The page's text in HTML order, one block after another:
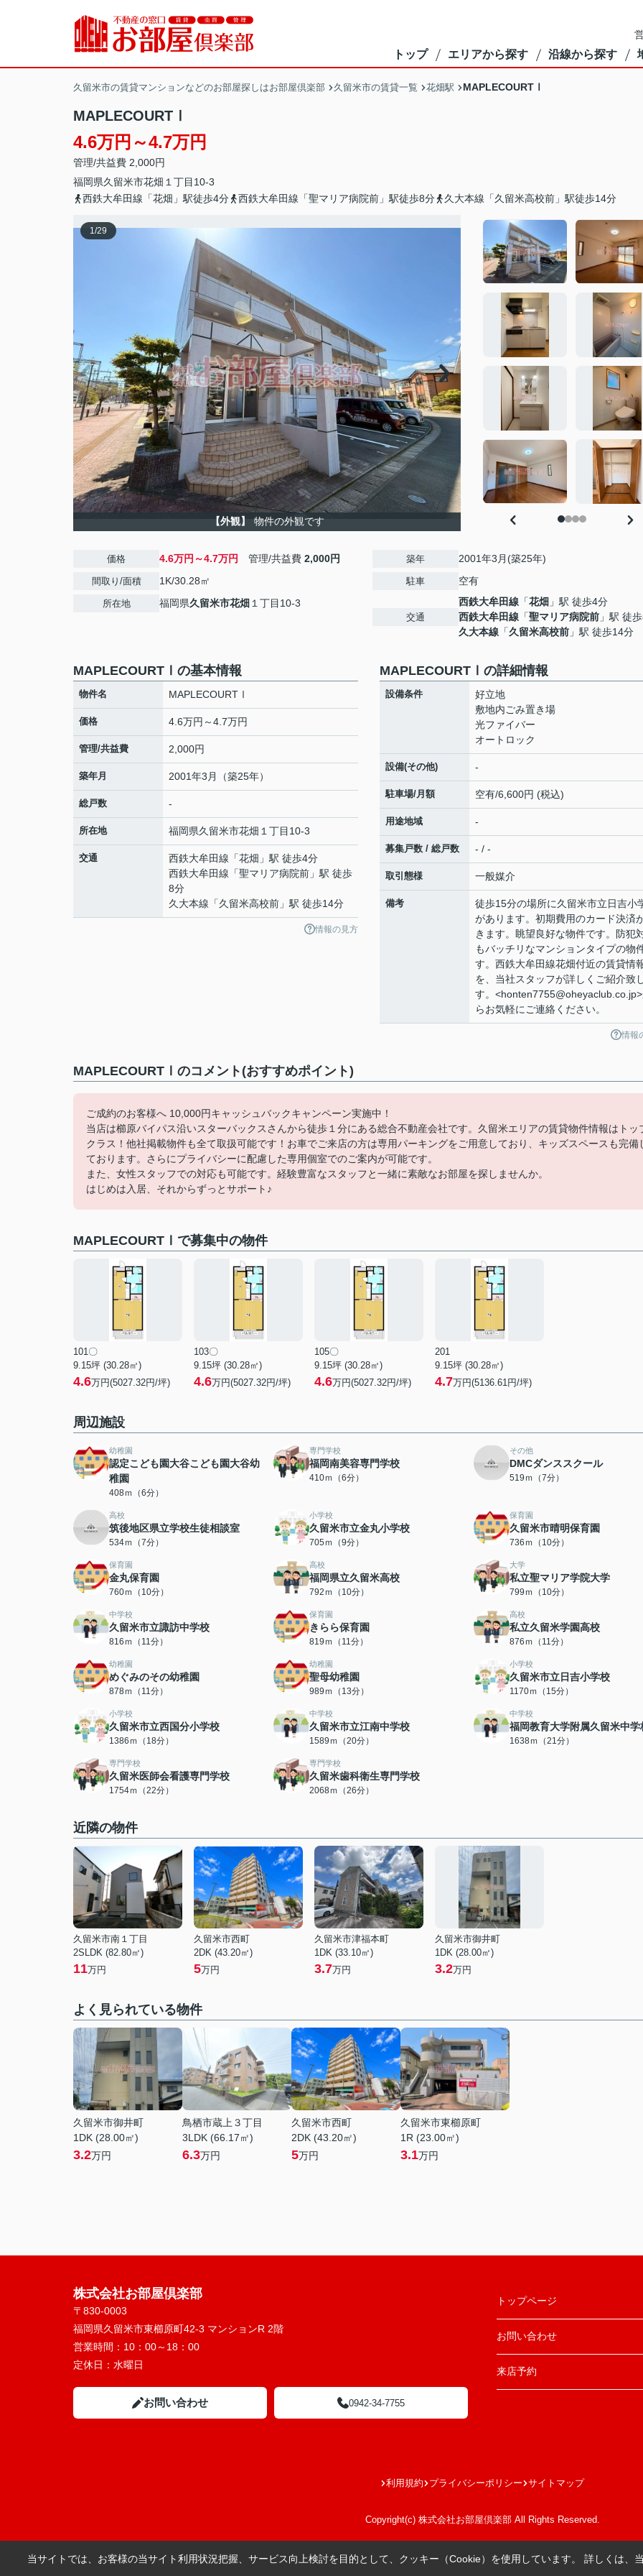
トップ エリアから探す 沿線から探す
久留米市の賃貸マンションなどのお部屋探しはお部屋倶楽部 久留米市の賃貸一覧 花畑駅 MAPLECOURTⅠ
MAPLECOURTⅠ
4.6万円～4.7万円
管理/共益費 2,000円
福岡県久留米市花畑 １丁目10-3
西鉄大牟田線「花畑」駅徒歩4分
西鉄大牟田線「聖マリア病院前」駅徒歩8分 久大本線「久留米高校前」駅徒歩14分
1/29
【外観】 物件の外観です
価格 4.6万円～4.7万円 管理/共益費 2,000円
間取り/面積 1K/30.28㎡
所在地 福岡県久留米市花畑 １丁目10-3
築年 2001年3月(築25年)
駐車 空有
交通
西鉄大牟田線 「花畑 」駅 徒歩4分
西鉄大牟田線 「聖マリア病院前 」駅 徒
久大本線 「久留米高校前 」駅 徒歩14分
MAPLECOURTⅠの基本情報
物件名 MAPLECOURTⅠ
価格 4.6万円～4.7万円
管理/共益費 2,000円
築年月 2001年3月（築25年）
総戸数 -
所在地 福岡県久留米市花畑 １丁目10-3
交通 西鉄大牟田線 「花畑 」駅 徒歩4分
西鉄大牟田線 「聖マリア病院前 」駅 徒歩
8分
久大本線 「久留米高校前 」駅 徒歩14分
情報の見方
MAPLECOURTⅠの詳細情報
設備条件
好立地
敷地内ごみ置き場
光ファイバー
オートロック
設備(その他) -
駐車場/月額 空有/6,600円 (税込)
用途地域 -
募集戸数 / 総戸数 - / -
取引態様 一般媒介
備考
徒歩15分の場所に久留米市立日吉小
があります。初期費用のカード決済
きます。眺望良好な物件です。防犯
もバッチリなマンションタイプの物
す。西鉄大牟田線花畑付近の賃貸情
を、当社スタッフが詳しくご紹介致
す。
らお気軽にご連絡ください。
情報
MAPLECOURTⅠのコメント(おすすめポイント)
ご成約のお客様へ 10,000円キャッシュバックキャンペーン実施中！
当店は櫛原バイパス沿いスターバックスさんから徒歩１分にある総合不動産会社です。久留米エリアの賃貸物件情報はトッ
クラス！他社掲載物件も全て取扱可能です！お車でご来店の方は専用パーキングをご用意しており、キッズスペースも完備
ております。さらにプライバシーに配慮した専用個室でのご案内が可能です。
また、女性スタッフでの対応も可能です。経験豊富なスタッフと一緒に素敵なお部屋を探しませんか。
はじめは入居、それからずっとサポート♪
MAPLECOURTⅠで募集中の物件
101〇
9.15坪 (30.28㎡)
4.6万円(5027.32円/坪)
103〇
9.15坪 (30.28㎡)
4.6万円(5027.32円/坪)
105〇
9.15坪 (30.28㎡)
4.6万円(5027.32円/坪)
201
9.15坪 (30.28㎡)
4.7万円(5136.61円/坪)
周辺施設
幼稚園
認定こども園大谷こども園大谷幼
稚園
408ｍ（6分）
専門学校
福岡南美容専門学校
410ｍ（6分）
その他
DMCダンススクール
519ｍ（7分）
高校
筑後地区県立学校生徒相談室
534ｍ（7分）
小学校
久留米市立金丸小学校
705ｍ（9分）
保育園
久留米市晴明保育園
736ｍ（10分）
保育園
金丸保育園
760ｍ（10分）
高校
福岡県立久留米高校
792ｍ（10分）
大学
私立聖マリア学院大学
799ｍ（10分）
中学校
久留米市立諏訪中学校
816ｍ（11分）
保育園
きらら保育園
819ｍ（11分）
高校
私立久留米学園高校
876ｍ（11分）
幼稚園
めぐみのその幼稚園
878ｍ（11分）
幼稚園
聖母幼稚園
989ｍ（13分）
小学校
久留米市立日吉小学校
1170ｍ（15分）
小学校
久留米市立西国分小学校
1386ｍ（18分）
中学校
久留米市立江南中学校
1589ｍ（20分）
中学校
福岡教育大学附属久留米中学
1638ｍ（21分）
専門学校
久留米医師会看護専門学校
1754ｍ（22分）
専門学校
久留米歯科衛生専門学校
2068ｍ（26分）
近隣の物件
久留米市南１丁目
2SLDK (82.80㎡)
11万円
久留米市西町
2DK (43.20㎡)
5万円
久留米市津福本町
1DK (33.10㎡)
3.7万円
久留米市御井町
1DK (28.00㎡)
3.2万円
よく見られている物件
久留米市御井町
1DK (28.00㎡)
3.2万円
鳥栖市蔵上３丁目
3LDK (66.17㎡)
6.3万円
久留米市西町
2DK (43.20㎡)
5万円
久留米市東櫛原町
1R (23.00㎡)
3.1万円
株式会社お部屋倶楽部
〒830-0003
福岡県久留米市東櫛原町42-3 マンションR 2階
営業時間： 10：00～18：00
定休日： 水曜日
お問い合わせ 0942-34-7755
トップページ
お問い合わせ
来店予約
利用規約 プライバシーポリシー サイトマップ
Copyright(c) 株式会社お部屋倶楽部 All Rights Reserved.
当サイトでは、お客様の当サイト利用状況把握、サービス向上検討を目的として、クッキー（Cookie）を使用しています。 詳しくは、